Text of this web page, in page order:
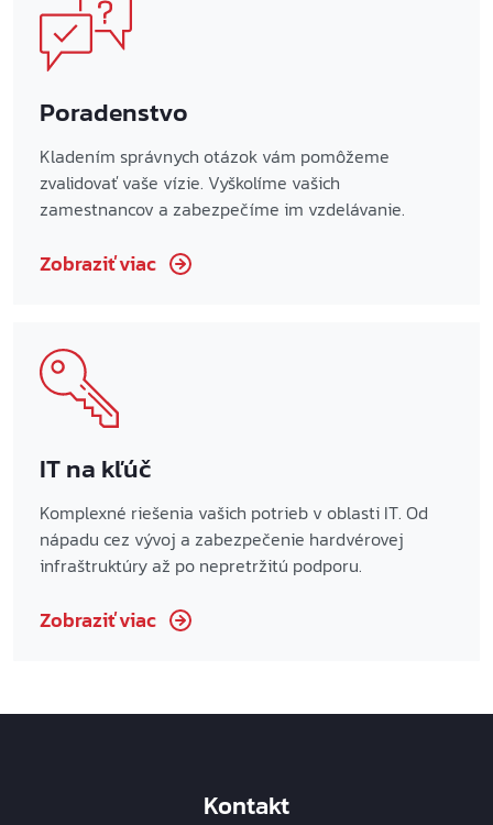
Poradenstvo
Kladením správnych otázok vám pomôžeme
zvalidovať vaše vízie. Vyškolíme vašich
zamestnancov a zabezpečíme im vzdelávanie.
Zobraziť viac
IT na kľúč
Komplexné riešenia vašich potrieb v oblasti IT. Od
nápadu cez vývoj a zabezpečenie hardvérovej
infraštruktúry až po nepretržitú podporu.
Zobraziť viac
Kontakt